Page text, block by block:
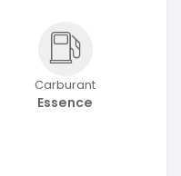
Carburant
Essence